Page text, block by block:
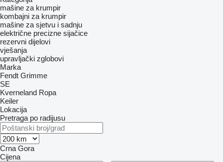
mašine za krumpir
kombajni za krumpir
mašine za sjetvu i sadnju
električne precizne sijačice
rezervni dijelovi
vješanja
upravljački zglobovi
Marka
Fendt Grimme
SE
Kverneland Ropa
Keiler
Lokacija
Pretraga po radijusu
Crna Gora
Cijena